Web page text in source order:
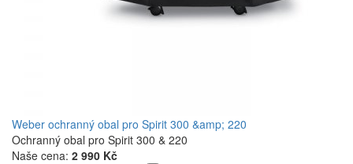
Weber ochranný obal pro Spirit 300 &amp; 220
Ochranný obal pro Spirit 300 & 220
Naše cena: 2 990 Kč